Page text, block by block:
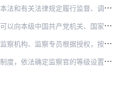
有关法律规定履行监督、调查、处置职责：
法规授权或者委托管理公共事务的组织和单位以及所管辖的行政区域、国有企业等派驻或者派出监察机构、监察专员。
按照管理权限依法对公职人员进行监督，提出监察建议，依法对公职人员进行调查、处置。
确定监察官的等级设置、任免、考评和晋升等制度。